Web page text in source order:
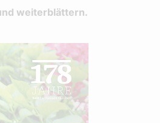
weiterblättern.